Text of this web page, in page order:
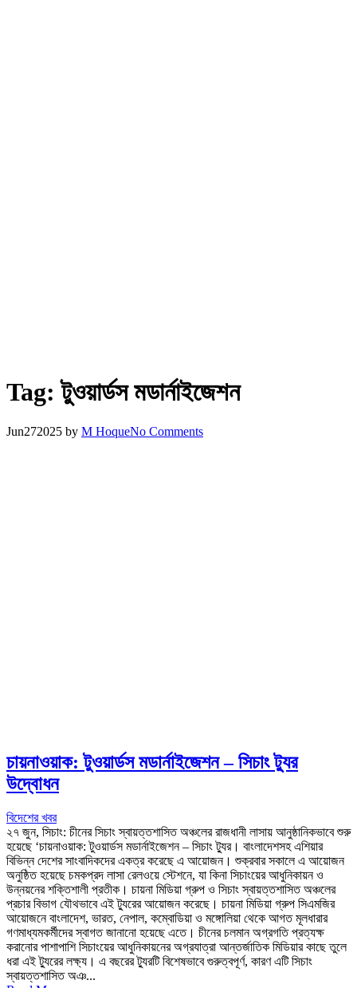
Tag:টুওয়ার্ডস মডার্নাইজেশন
Jun272025 by M HoqueNo Comments
চায়নাওয়াক: টুওয়ার্ডস মডার্নাইজেশন – সিচাং ট্যুর
উদ্বোধন
বিদেশের খবর
২৭ জুন, সিচাং: চীনের সিচাং স্বায়ত্তশাসিত অঞ্চলের রাজধানী লাসায় আনুষ্ঠানিকভাবে শুরু
হয়েছে ‘চায়নাওয়াক: টুওয়ার্ডস মডার্নাইজেশন – সিচাং ট্যুর। বাংলাদেশসহ এশিয়ার
বিভিন্ন দেশের সাংবাদিকদের একত্র করেছে এ আয়োজন। শুক্রবার সকালে এ আয়োজন
অনুষ্ঠিত হয়েছে চমকপ্রদ লাসা রেলওয়ে স্টেশনে, যা কিনা সিচাংয়ের আধুনিকায়ন ও
উন্নয়নের শক্তিশালী প্রতীক। চায়না মিডিয়া গ্রুপ ও সিচাং স্বায়ত্তশাসিত অঞ্চলের
প্রচার বিভাগ যৌথভাবে এই ট্যুরের আয়োজন করেছে। চায়না মিডিয়া গ্রুপ সিএমজির
আয়োজনে বাংলাদেশ, ভারত, নেপাল, কম্বোডিয়া ও মঙ্গোলিয়া থেকে আগত মূলধারার
গণমাধ্যমকর্মীদের স্বাগত জানানো হয়েছে এতে। চীনের চলমান অগ্রগতি প্রত্যক্ষ
করানোর পাশাপাশি সিচাংয়ের আধুনিকায়নের অগ্রযাত্রা আন্তর্জাতিক মিডিয়ার কাছে তুলে
ধরা এই ট্যুরের লক্ষ্য। এ বছরের ট্যুরটি বিশেষভাবে গুরুত্বপূর্ণ, কারণ এটি সিচাং
স্বায়ত্তশাসিত অঞ...